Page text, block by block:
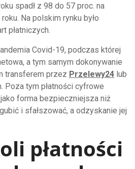
spadł z 98 do 57 proc. na
Na polskim rynku było
płatniczych.
Covid-19, podczas której
a tym samym dokonywanie
transferem przez Przelewy24 lub
Poza tym płatności cyfrowe
forma bezpieczniejsza niż
i sfałszować, a odzyskanie jej
płatności